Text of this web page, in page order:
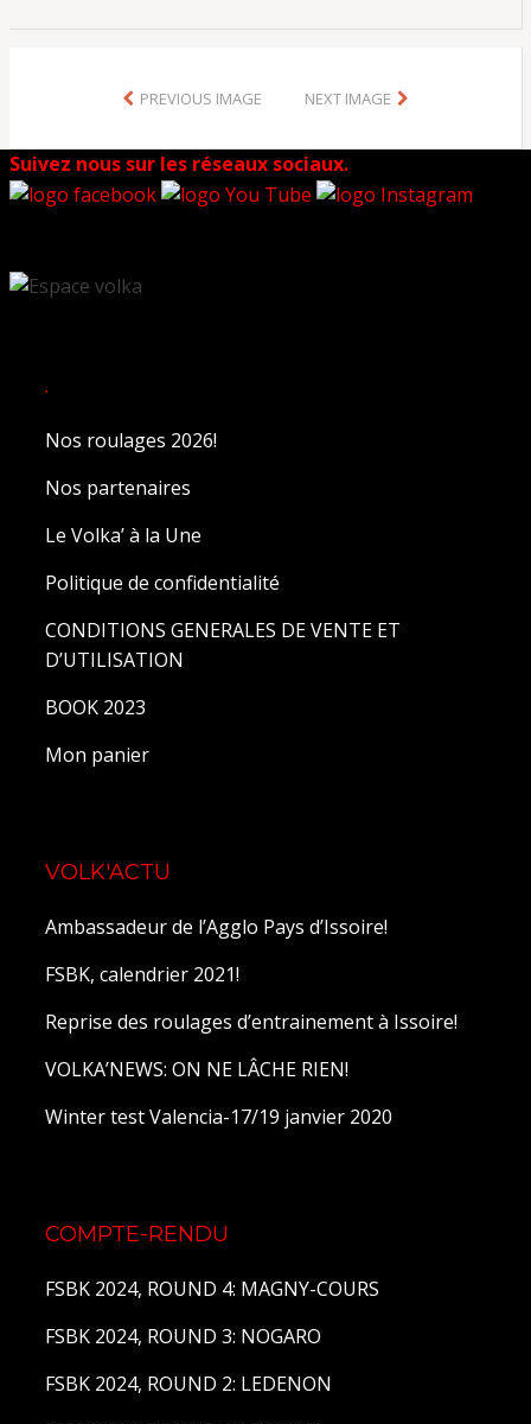
PREVIOUS IMAGE NEXT IMAGE
Suivez nous sur les réseaux sociaux.
.
Nos roulages 2026!
Nos partenaires
Le Volka’ à la Une
Politique de confidentialité
CONDITIONS GENERALES DE VENTE ET
D’UTILISATION
BOOK 2023
Mon panier
VOLK'ACTU
Ambassadeur de l’Agglo Pays d’Issoire!
FSBK, calendrier 2021!
Reprise des roulages d’entrainement à Issoire!
VOLKA’NEWS: ON NE LÂCHE RIEN!
Winter test Valencia-17/19 janvier 2020
COMPTE-RENDU
FSBK 2024, ROUND 4: MAGNY-COURS
FSBK 2024, ROUND 3: NOGARO
FSBK 2024, ROUND 2: LEDENON